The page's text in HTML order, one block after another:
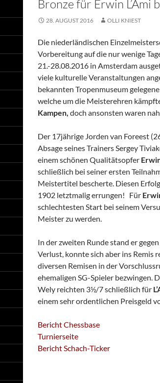
Bronze für Erwin L’Ami
28. AUGUST 2016 OLLI KNIEST
Die niederländischen
Vorbereitung auf die nur wenige
21.-28.08.2016 in Amsterdam
viele kulturelle Veranstaltungen
bekannten Tropenmuseum
welche um die Meisterehren
Kampen, doch ansonsten waren
Der 17jährige Jorden van Foreest
Absage seines Trainers Sergey
einem schönen Qualitätsopfer
schließlich bei seiner ersten
Meistertitel bescherte. Diesen
1902 letztmalig errungen! Für
schlechtesten Start bei seinem
Meister zu werden.
In der zweiten Runde stand er
Verlust, konnte sich aber ins Remis
diversen Remisen in der
ehemaligen SG-Spieler bezwingen.
Wely reichten 3½/7 schließlich für
einem sehr ordentlichen Preisgeld
Bericht Chessbase
Turnierseite
Bericht Schach-Ticker